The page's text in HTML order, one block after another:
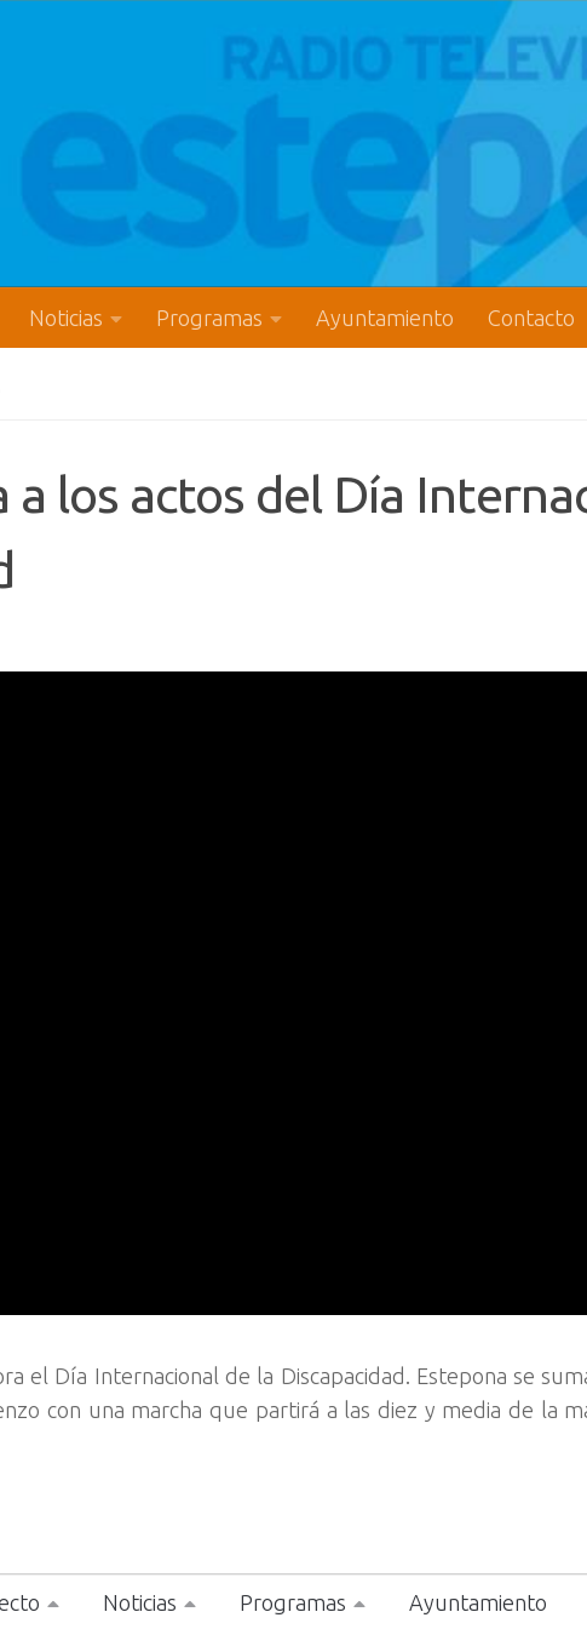
Noticias Programas Ayuntamiento Contacto
a los actos del Día
el Día Internacional de la Discapacidad. Estepona se
con una marcha que partirá a las diez y media de la
Noticias Programas Ayuntamiento